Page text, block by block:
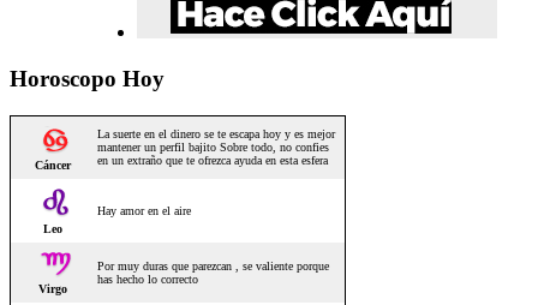
Horoscopo Hoy